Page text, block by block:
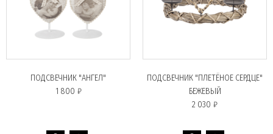
ПОДСВЕЧНИК "АНГЕЛ"
1 800 ₽
ПОДСВЕЧНИК "ПЛЕТЁНОЕ СЕРДЦЕ"
БЕЖЕВЫЙ
2 030 ₽